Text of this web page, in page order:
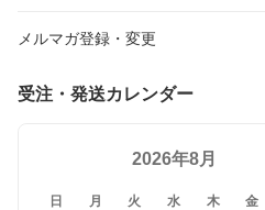
メルマガ登録・変更
受注・発送カレンダー
2026年8月
日 月 火 水 木 金